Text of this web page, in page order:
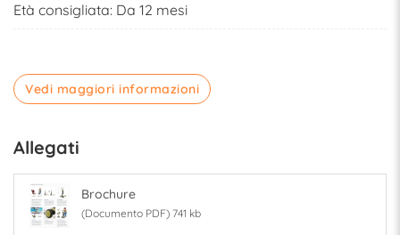
Età consigliata: Da 12 mesi
Vedi maggiori informazioni
Allegati
Brochure
(Documento PDF) 741 kb